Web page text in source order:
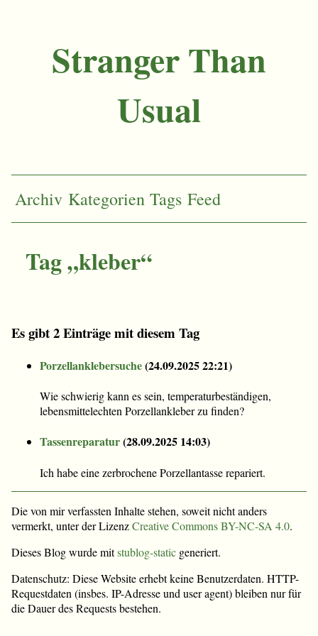
Stranger Than
Usual
Archiv Kategorien Tags Feed
Tag „kleber“
Es gibt 2 Einträge mit diesem Tag
Porzellanklebersuche(24.09.2025 22:21)
Wie schwierig kann es sein, temperaturbeständigen,
lebensmittelechten Porzellankleber zu finden?
Tassenreparatur(28.09.2025 14:03)
Ich habe eine zerbrochene Porzellantasse repariert.
Die von mir verfassten Inhalte stehen, soweit nicht anders
vermerkt, unter der LizenzCreative Commons BY-NC-SA 4.0.
Dieses Blog wurde mitstublog-static generiert.
Datenschutz: Diese Website erhebt keine Benutzerdaten. HTTP-
Requestdaten (insbes. IP-Adresse und user agent) bleiben nur für
die Dauer des Requests bestehen.